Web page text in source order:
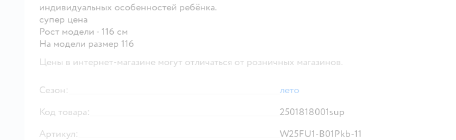
индивидуальных особенностей ребёнка.
супер цена
Рост модели - 116 см
На модели размер 116
Цены в интернет-магазине могут отличаться от розничных магазинов.
Сезон:
лето
Код товара:
2501818001sup
Артикул:
W25FU1-B01Pkb-11